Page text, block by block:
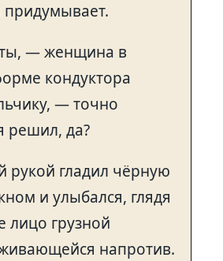
— женщина в
кондуктора
— точно
решил, да?
рукой гладил чёрную
и улыбался, глядя
лицо грузной
напротив.